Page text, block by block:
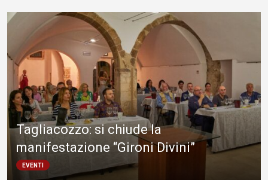
Tagliacozzo: si chiude la
manifestazione “Gironi Divini”
EVENTI